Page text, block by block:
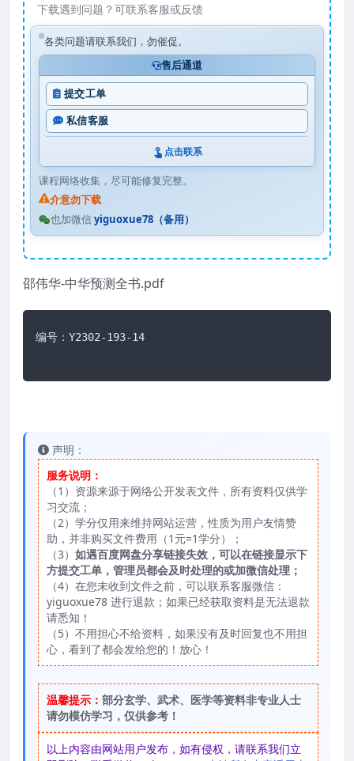
下载遇到问题？可联系客服或反馈
各类问题请联系我们，勿催促。
售后通道
提交工单
私信客服
点击联系
课程网络收集，尽可能修复完整。
介意勿下载
也加微信yiguoxue78（备用）
邵伟华-中华预测全书.pdf
编号：Y2302-193-14
声明：
服务说明：
（1）资源来源于网络公开发表文件，所有资料仅供学
习交流；
（2）学分仅用来维持网站运营，性质为用户友情赞
助，并非购买文件费用（1元=1学分）；
（3） 如遇百度网盘分享链接失效，可以在链接显示下
方提交工单，管理员都会及时处理的或加微信处理；
（4）在您未收到文件之前，可以联系客服微信：
yiguoxue78 进行退款；如果已经获取资料是无法退款
请悉知！
（5）不用担心不给资料，如果没有及时回复也不用担
心，看到了都会发给您的！放心！
温馨提示： 部分玄学、武术、医学等资料非专业人士
请勿模仿学习，仅供参考！
以上内容由网站用户发布，如有侵权，请联系我们立